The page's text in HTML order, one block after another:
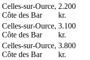
Celles-sur-Ource,
Côte des Bar
2.200
kr.
Celles-sur-Ource,
Côte des Bar
3.100
kr.
Celles-sur-Ource,
Côte des Bar
3.800
kr.